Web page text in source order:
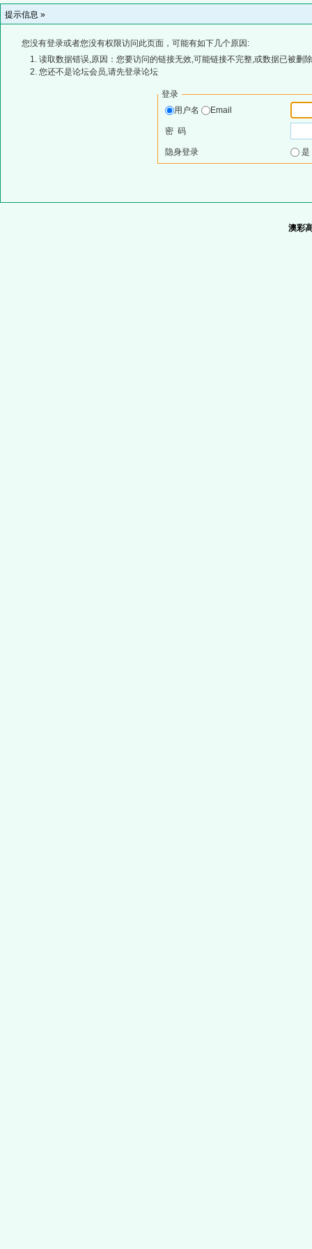
提示信息 »
您没有登录或者您没有权限访问此页面，可能有如下几个原因:
读取数据错误,原因：您要访问的链接无效,可能链接不完整,或数据已被删
您还不是论坛会员,请先登录论坛
登录
用户名
Email
密 码
隐身登录
澳彩